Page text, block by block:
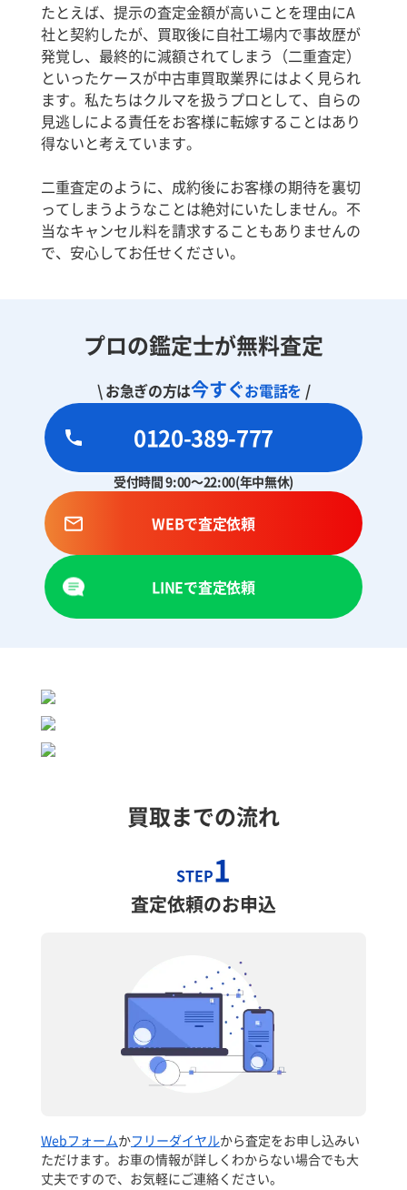
たとえば、提示の査定金額が高いことを理由にA
社と契約したが、買取後に自社工場内で事故歴が
発覚し、最終的に減額されてしまう（二重査定）
といったケースが中古車買取業界にはよく見られ
ます。私たちはクルマを扱うプロとして、自らの
見逃しによる責任をお客様に転嫁することはあり
得ないと考えています。
二重査定のように、成約後にお客様の期待を裏切
ってしまうようなことは絶対にいたしません。不
当なキャンセル料を請求することもありませんの
で、安心してお任せください。
プロの鑑定士が無料査定
\ お急ぎの方は今すぐお電話を /
0120-389-777
受付時間 9:00～22:00(年中無休)
WEBで査定依頼
LINEで査定依頼
買取までの流れ
STEP1
査定依頼のお申込
Webフォームかフリーダイヤルから査定をお申し込みい
ただけます。お車の情報が詳しくわからない場合でも大
丈夫ですので、お気軽にご連絡ください。